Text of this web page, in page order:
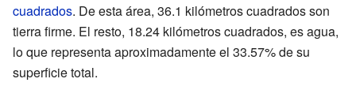
cuadrados. De esta área, 36.1 kilómetros cuadrados son
tierra firme. El resto, 18.24 kilómetros cuadrados, es agua,
lo que representa aproximadamente el 33.57% de su
superficie total.